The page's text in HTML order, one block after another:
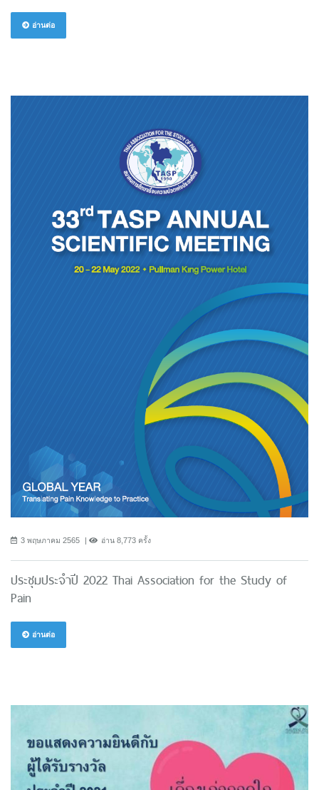
อ่านต่อ
3 พฤษภาคม 2565 อ่าน 8,773 ครั้ง
ประชุมประจำปี 2022 Thai Association for the Study of
Pain
อ่านต่อ